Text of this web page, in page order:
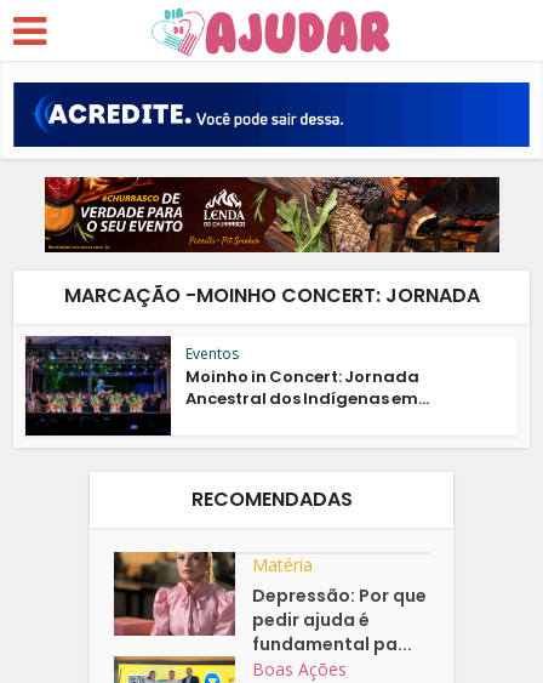
MARCAÇÃO -MOINHO CONCERT: JORNADA
Eventos
Moinho in Concert: Jornada
Ancestral dos Indígenas em...
RECOMENDADAS
Matéria
Depressão: Por que
pedir ajuda é
fundamental pa...
Boas Ações